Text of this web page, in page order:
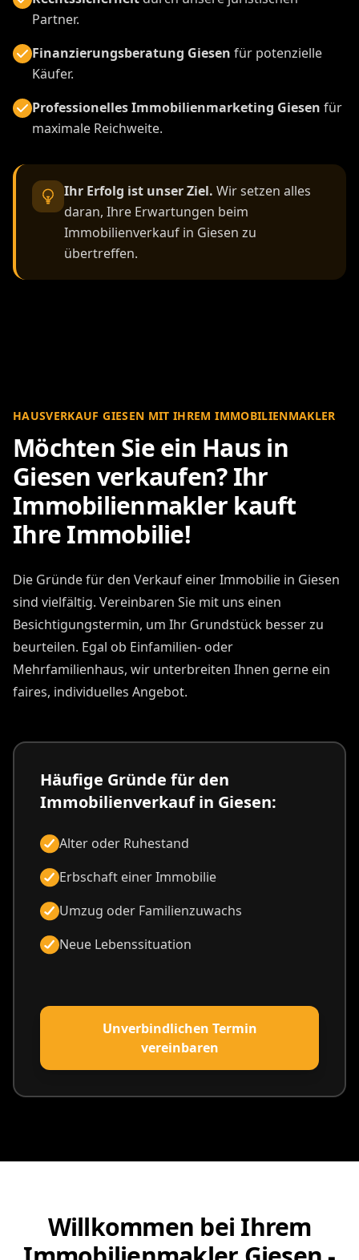
Partner.
Finanzierungsberatung Giesen für potenzielle
Käufer.
Professionelles Immobilienmarketing Giesen für
maximale Reichweite.
Ihr Erfolg ist unser Ziel. Wir setzen alles
daran, Ihre Erwartungen beim
Immobilienverkauf in Giesen zu
übertreffen.
HAUSVERKAUF GIESEN MIT IHREM IMMOBILIENMAKLER
Möchten Sie ein Haus in
Giesen verkaufen? Ihr
Immobilienmakler kauft
Ihre Immobilie!
Die Gründe für den Verkauf einer Immobilie in Giesen
sind vielfältig. Vereinbaren Sie mit uns einen
Besichtigungstermin, um Ihr Grundstück besser zu
beurteilen. Egal ob Einfamilien- oder
Mehrfamilienhaus, wir unterbreiten Ihnen gerne ein
faires, individuelles Angebot.
Häufige Gründe für den
Immobilienverkauf in Giesen:
Alter oder Ruhestand
Erbschaft einer Immobilie
Umzug oder Familienzuwachs
Neue Lebenssituation
Unverbindlichen Termin
vereinbaren
Willkommen bei Ihrem